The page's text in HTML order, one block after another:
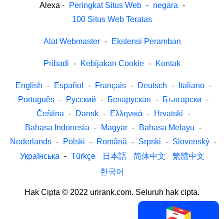
Alexa - Peringkat Situs Web - negara -
100 Situs Web Teratas
Alat Webmaster - Ekstensi Peramban
Pribadi - Kebijakan Cookie - Kontak
English - Español - Français - Deutsch - Italiano -
Português - Русский - Беларуская - Български -
Čeština - Dansk - Ελληνικά - Hrvatski -
Bahasa Indonesia - Magyar - Bahasa Melayu -
Nederlands - Polski - Română - Srpski - Slovenský -
Українська - Türkçe 日本語 简体中文
繁體中文
한국어
Hak Cipta © 2022 urirank.com. Seluruh hak cipta.